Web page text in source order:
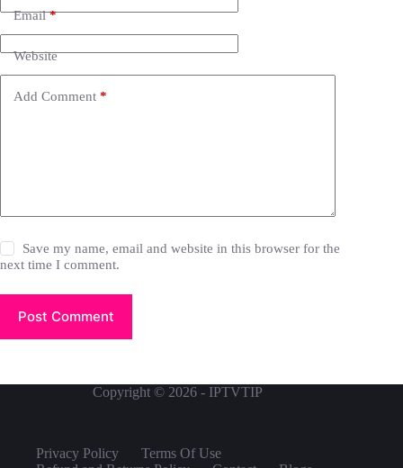
Email*
Website
Add Comment *
Save my name, email and website in this browser for the
next time I comment.
Post Comment
Copyright © 2026 - IPTVTIP
Privacy Policy
Terms Of Use